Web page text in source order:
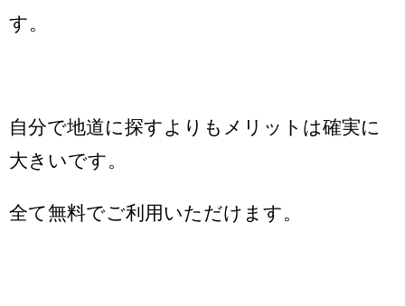
す。
自分で地道に探すよりもメリットは確実に
大きいです。
全て無料でご利用いただけます。